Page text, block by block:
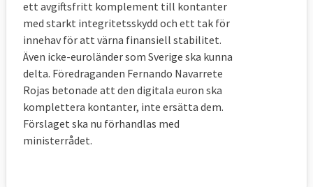
ett avgiftsfritt komplement till kontanter
med starkt integritetsskydd och ett tak för
innehav för att värna finansiell stabilitet.
Även icke-euroländer som Sverige ska kunna
delta. Föredraganden Fernando Navarrete
Rojas betonade att den digitala euron ska
komplettera kontanter, inte ersätta dem.
Förslaget ska nu förhandlas med
ministerrådet.